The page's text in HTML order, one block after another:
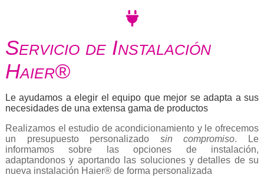
Servicio de Instalación
Haier®
Le ayudamos a elegir el equipo que mejor se adapta a sus
necesidades de una extensa gama de productos
Realizamos el estudio de acondicionamiento y le ofrecemos
un presupuesto personalizado sin compromiso. Le
informamos sobre las opciones de instalación,
adaptandonos y aportando las soluciones y detalles de su
nueva instalación Haier® de forma personalizada